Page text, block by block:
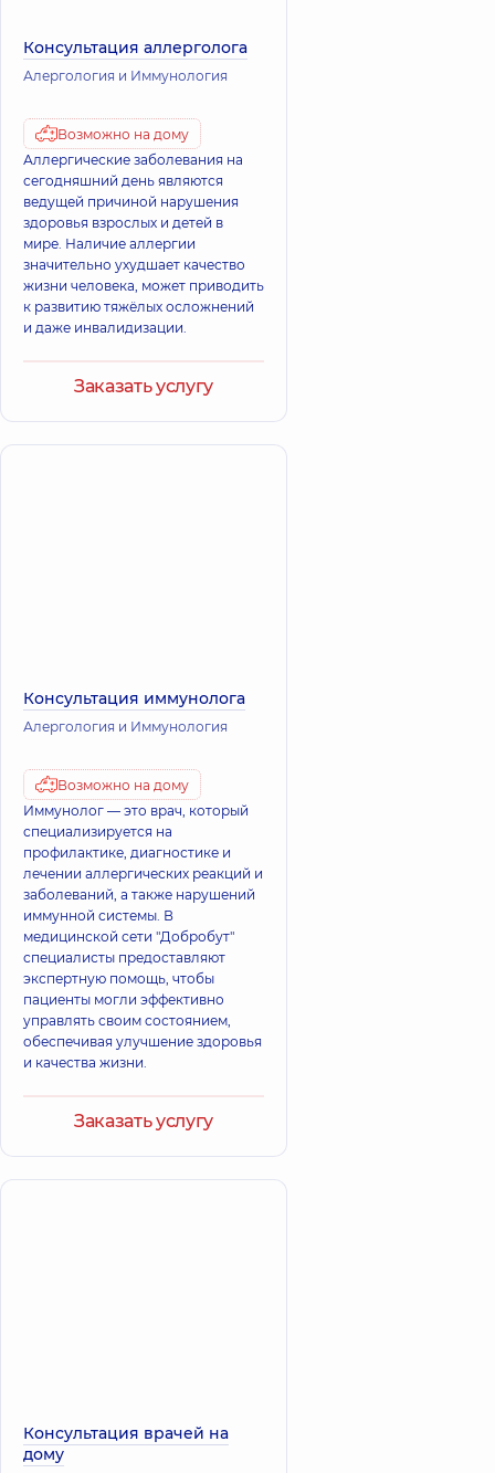
Консультация аллерголога
Алергология и Иммунология
Возможно на дому
Аллергические заболевания на
сегодняшний день являются
ведущей причиной нарушения
здоровья взрослых и детей в
мире. Наличие аллергии
значительно ухудшает качество
жизни человека, может приводить
к развитию тяжёлых осложнений
и даже инвалидизации.
Заказать услугу
Консультация иммунолога
Алергология и Иммунология
Возможно на дому
Иммунолог — это врач, который
специализируется на
профилактике, диагностике и
лечении аллергических реакций и
заболеваний, а также нарушений
иммунной системы. В
медицинской сети "Добробут"
специалисты предоставляют
экспертную помощь, чтобы
пациенты могли эффективно
управлять своим состоянием,
обеспечивая улучшение здоровья
и качества жизни.
Заказать услугу
Консультация врачей на
дому